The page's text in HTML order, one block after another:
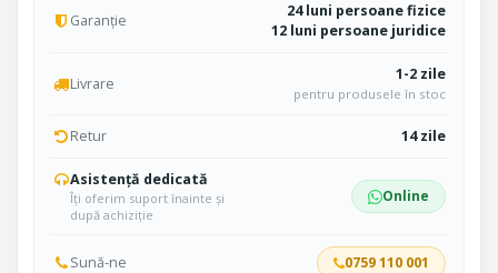
Garanție
24 luni persoane fizice
12 luni persoane juridice
Livrare 1-2 zile
pentru produsele în stoc
Retur 14 zile
Asistență dedicată
Îți oferim suport înainte și
după achiziție
Online
Sună-ne 0759 110 001